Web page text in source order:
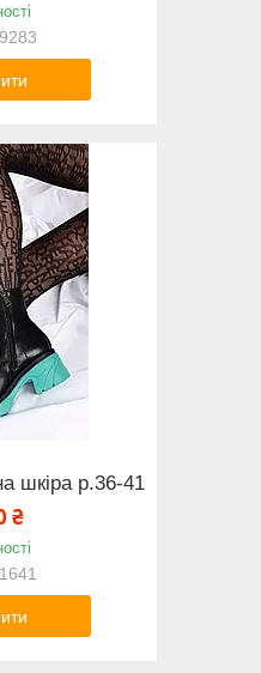
шкіра р.36-41
₴